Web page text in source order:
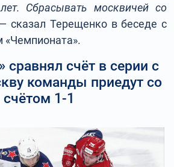
Сбрасывать москвичей со
сказал Терещенко в беседе с
«Чемпионата».
сравнял счёт в серии с
команды приедут со
счётом 1-1